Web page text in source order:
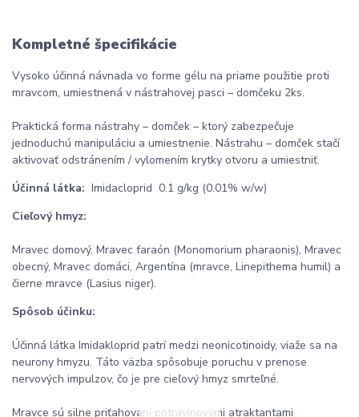
Kompletné špecifikácie
Vysoko účinná návnada vo forme gélu na priame použitie proti
mravcom, umiestnená v nástrahovej pasci – domčeku 2ks.
Praktická forma nástrahy – domček – ktorý zabezpečuje
jednoduchú manipuláciu a umiestnenie. Nástrahu – domček stačí
aktivovať odstránením / vylomením krytky otvoru a umiestniť.
Účinná látka: Imidacloprid 0.1 g/kg (0.01% w/w)
Cieľový hmyz:
Mravec domový, Mravec faraón (Monomorium pharaonis), Mravec
obecný, Mravec domáci, Argentína (mravce, Linepithema humil) a
čierne mravce (Lasius niger).
Spôsob účinku:
Účinná látka Imidakloprid patrí medzi neonicotinoidy, viaže sa na
neurony hmyzu. Táto väzba spôsobuje poruchu v prenose
nervových impulzov, čo je pre cieľový hmyz smrteľné.
Mravce sú silne priťahovaní potravinovými atraktantami